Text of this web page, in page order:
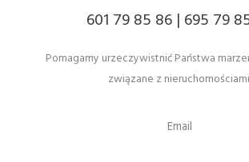
601 79 85 86 | 695 79
Pomagamy urzeczywistnić Państwa
związane z
Email